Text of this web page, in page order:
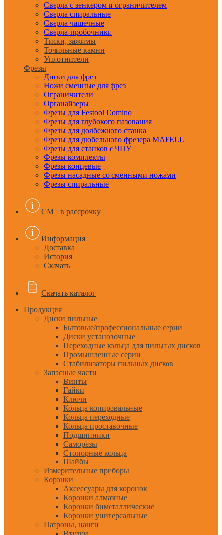
Сверла с зенкером и ограничителем
Сверла спиральные
Сверла чашечные
Сверла-пробочники
Тиски, зажимы
Точильные камни
Уплотнители
Фрезы
Диски для фрез
Ножи сменные для фрез
Ограничители
Органайзеры
Фрезы для Festool Domino
Фрезы для глубокого пазования
Фрезы для долбежного станка
Фрезы для дюбельного фрезера MAFELL
Фрезы для станков с ЧПУ
Фрезы комплекты
Фрезы концевые
Фрезы насадные со сменными ножами
Фрезы спиральные
CMT в рассрочку
Информация
Доставка
История
Скачать
Скачать каталог
Продукция
Диски пильные
Бытовые/профессиональные серии
Диски установочные
Переходные кольца для пильных дисков
Промышленные серии
Стабилизаторы пильных дисков
Запасные части
Винты
Гайки
Ключи
Кольца копировальные
Кольца переходные
Кольца проставочные
Подшипники
Саморезы
Стопорные кольца
Шайбы
Измерительные приборы
Коронки
Аксессуары для коронок
Коронки алмазные
Коронки биметаллические
Коронки универсальные
Патроны, цанги
Втулки